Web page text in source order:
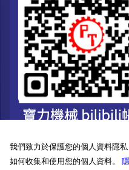
我們致力於保護您的個人資料隱
如何收集和使用您的個人資料。